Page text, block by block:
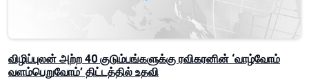
விழிப்புலன் அற்ற 40 குடும்பங்களுக்கு ரவிகரனின் ‘வாழ்வோம்
வளம்பெறுவோம்’ திட்டத்தில் உதவி